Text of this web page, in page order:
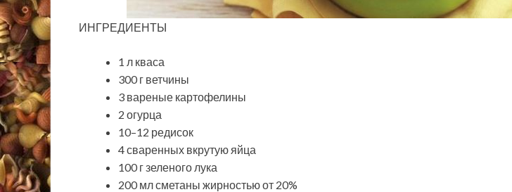
ИНГРЕДИЕНТЫ
1 л кваса
300 г ветчины
3 вареные картофелины
2 огурца
10–12 редисок
4 сваренных вкрутую яйца
100 г зеленого лука
200 мл сметаны жирностью от 20%